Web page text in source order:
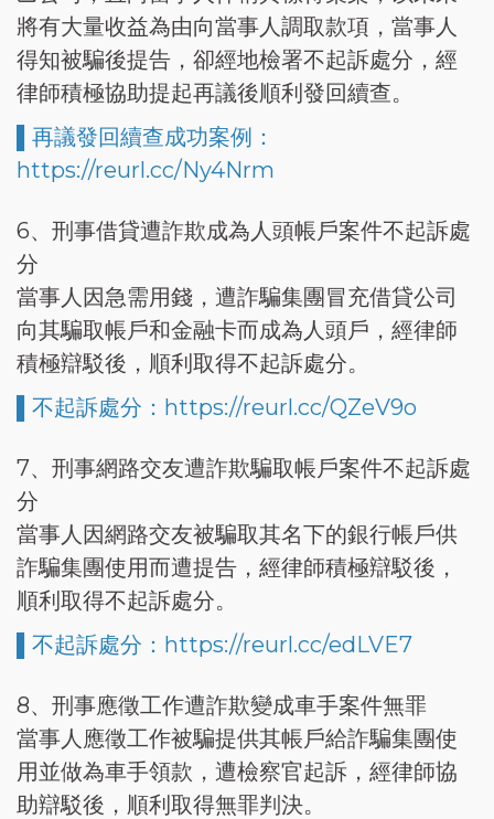
將有大量收益為由向當事人調取款項，當事人
得知被騙後提告，卻經地檢署不起訴處分，經
律師積極協助提起再議後順利發回續查。
▌再議發回續查成功案例：
https://reurl.cc/Ny4Nrm
6、刑事借貸遭詐欺成為人頭帳戶案件不起訴處
分
當事人因急需用錢，遭詐騙集團冒充借貸公司
向其騙取帳戶和金融卡而成為人頭戶，經律師
積極辯駁後，順利取得不起訴處分。
▌不起訴處分：https://reurl.cc/QZeV9o
7、刑事網路交友遭詐欺騙取帳戶案件不起訴處
分
當事人因網路交友被騙取其名下的銀行帳戶供
詐騙集團使用而遭提告，經律師積極辯駁後，
順利取得不起訴處分。
▌不起訴處分：https://reurl.cc/edLVE7
8、刑事應徵工作遭詐欺變成車手案件無罪
當事人應徵工作被騙提供其帳戶給詐騙集團使
用並做為車手領款，遭檢察官起訴，經律師協
助辯駁後，順利取得無罪判決。